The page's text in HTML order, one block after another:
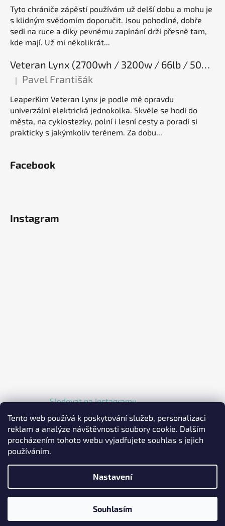
Tento web používá k poskytování služeb, personalizaci
reklam a analýze návštěvnosti soubory cookie. Dalším
procházením tohoto webu vyjadřujete souhlas s jejich
používáním.
Nastavení
Souhlasím
Tyto chrániče zápěstí používám už delší dobu a mohu je
s klidným svědomím doporučit. Jsou pohodlné, dobře
sedí na ruce a díky pevnému zapínání drží přesně tam,
kde mají. Už mi několikrát...
Veteran Lynx (2700wh / 3200w / 66lb / 50E), elektrická jednokolka
Hodnocení produktu je 5 z 5 hvězdiček.
| Pavel Františák
LeaperKim Veteran Lynx je podle mě opravdu
univerzální elektrická jednokolka. Skvěle se hodí do
města, na cyklostezky, polní i lesní cesty a poradí si
prakticky s jakýmkoliv terénem. Za dobu...
Facebook
Instagram
Sledovat na Instagramu
Vytvořil Shoptet
Copyright 2026EKOLKA.CZ - Elektrické jednokolky a
. Všechna práva vyhrazena.
cookies